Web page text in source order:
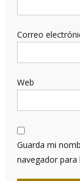
Correo
Web
Guarda mi
navegador